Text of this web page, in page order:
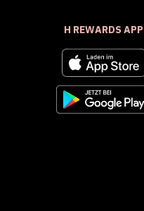
H REWARDS APP